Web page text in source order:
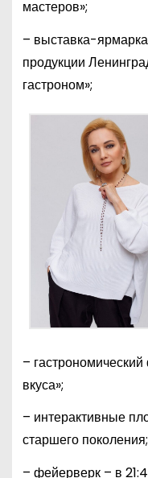
мастеров»;
– выставка-
продукции
гастроном»;
–
вкуса»;
– интерактивные
старшего поколения;
– фейерверк – в